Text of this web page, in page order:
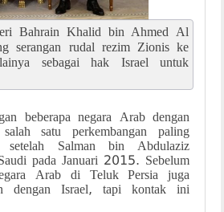
Bahrain Khalid bin Ahmed Al
serangan rudal rezim Zionis ke
sebagai hak Israel untuk
beberapa negara Arab dengan
satu perkembangan paling
setelah Salman bin Abdulaziz
pada Januari 2015. Sebelum
Arab di Teluk Persia juga
dengan Israel, tapi kontak ini